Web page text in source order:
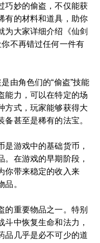
巧妙的偷盗，不仅能获
有的材料和道具，助你
为大家详细介绍《仙剑
不再错过任何一件有
由角色们的“偷盗”技能
能力，可以在特定的场
方式，玩家能够获得大
甚至是稀有的法宝。
游戏中的基础货币，
。在游戏的早期阶段，
你带来稳定的收入来
。
的重要物品之一。特别
斗中恢复生命和法力，
品几乎是必不可少的道